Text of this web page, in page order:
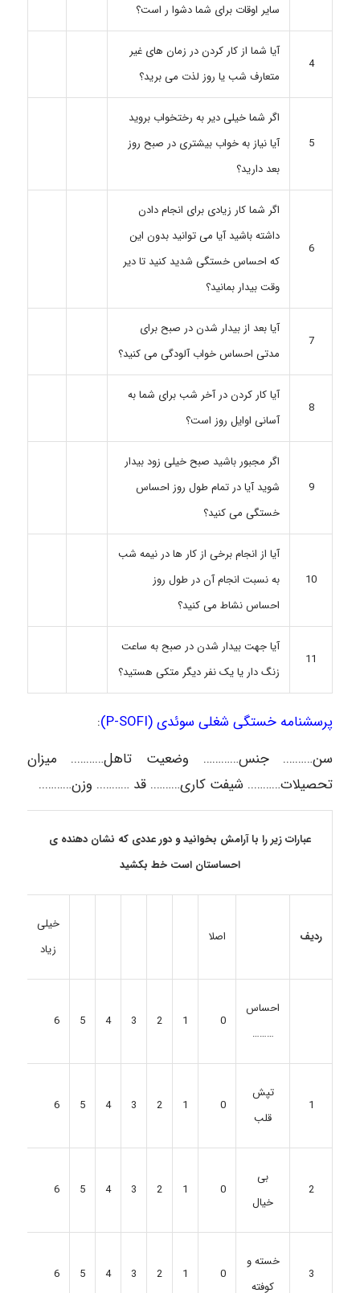
سایر اوقات برای شما دشوا ر است؟
4
آیا شما از کار کردن در زمان های غیر
متعارف شب یا روز لذت می برید؟
5
اگر شما خیلی دیر به رختخواب بروید
آیا نیاز به خواب بیشتری در صبح روز
بعد دارید؟
6
اگر شما کار زیادی برای انجام دادن
داشته باشید آیا می توانید بدون این
که احساس خستگی شدید کنید تا دیر
وقت بیدار بمانید؟
7
آیا بعد از بیدار شدن در صبح برای
مدتی احساس خواب آلودگی می کنید؟
8
آیا کار کردن در آخر شب برای شما به
آسانی اوایل روز است؟
9
اگر مجبور باشید صبح خیلی زود بیدار
شوید آیا در تمام طول روز احساس
خستگی می کنید؟
10
آیا از انجام برخی از کار ها در نیمه شب
به نسبت انجام آن در طول روز
احساس نشاط می کنید؟
11
آیا جهت بیدار شدن در صبح به ساعت
زنگ دار یا یک نفر دیگر متکی هستید؟
پرسشنامه خستگی شغلی سوئدی (P-SOFI)
:
سن………. جنس………… وضعیت تاهل……….. میزان
تحصیلات……….. شیفت کاری………. قد ……….. وزن………..
عبارات زیر را با آرامش بخوانید و دور عددی که نشان دهنده ی
احساستان است خط بکشید
ردیف اصلا
خیلی
زیاد
احساس
………
0
1
2
3
4
5
6
1
تپش
قلب
0
1
2
3
4
5
6
2
بی
خیال
0
1
2
3
4
5
6
3
خسته و
کوفته
0
1
2
3
4
5
6